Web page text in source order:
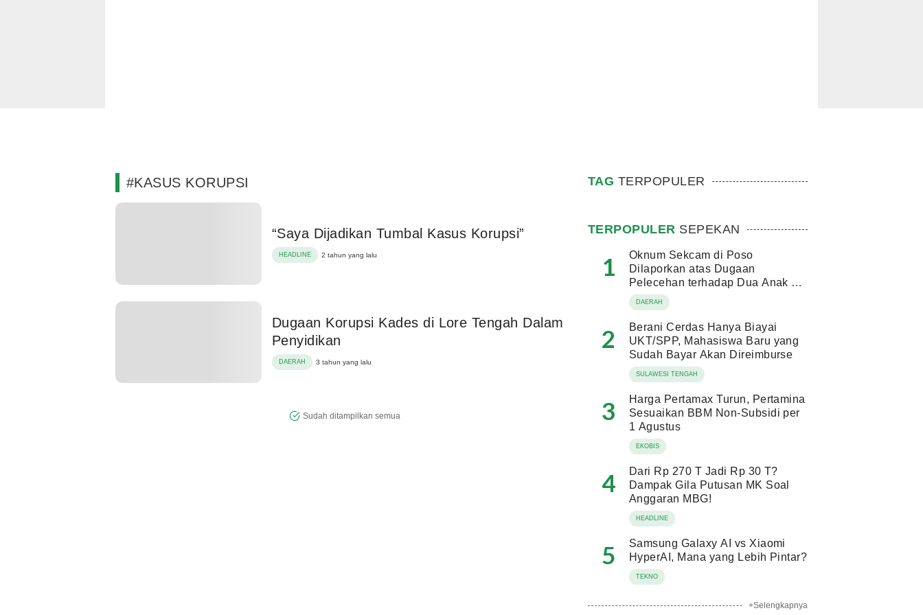
#KASUS KORUPSI
“Saya Dijadikan Tumbal Kasus Korupsi”
HEADLINE 2 tahun yang lalu
Dugaan Korupsi Kades di Lore Tengah Dalam
Penyidikan
DAERAH 3 tahun yang lalu
Sudah ditampilkan semua
TAG TERPOPULER
TERPOPULER SEPEKAN
1
Oknum Sekcam di Poso
Dilaporkan atas Dugaan
Pelecehan terhadap Dua Anak di
Bawah Umur
DAERAH
2
Berani Cerdas Hanya Biayai
UKT/SPP, Mahasiswa Baru yang
Sudah Bayar Akan Direimburse
SULAWESI TENGAH
3
Harga Pertamax Turun, Pertamina
Sesuaikan BBM Non-Subsidi per
1 Agustus
EKOBIS
4
Dari Rp 270 T Jadi Rp 30 T?
Dampak Gila Putusan MK Soal
Anggaran MBG!
HEADLINE
5
Samsung Galaxy AI vs Xiaomi
HyperAI, Mana yang Lebih Pintar?
TEKNO
+Selengkapnya